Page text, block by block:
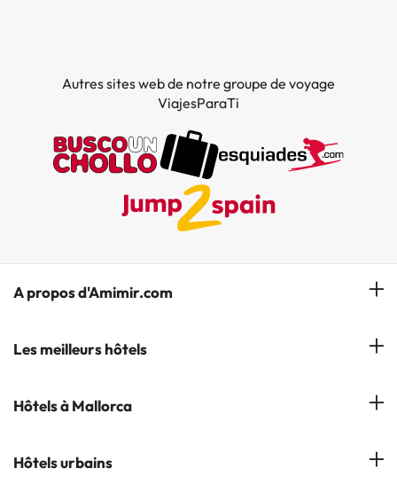
Autres sites web de notre groupe de voyage
ViajesParaTi
A propos d'Amimir.com
Notre équipe
S'abonner à notre bulletin d'information
Les meilleurs hôtels
Hôtels à Salou
Hôtels à Cambrils
Hôtels à Mallorca
Hôtels à Cala Millor
Hôtels urbains